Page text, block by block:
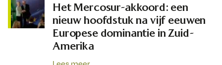
Het Mercosur-akkoord: een
nieuw hoofdstuk na vijf eeuwen
Europese dominantie in Zuid-
Amerika